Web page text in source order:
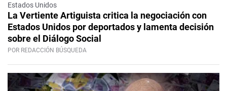
Estados Unidos
La Vertiente Artiguista critica la negociación con
Estados Unidos por deportados y lamenta decisión
sobre el Diálogo Social
POR REDACCIÓN BÚSQUEDA